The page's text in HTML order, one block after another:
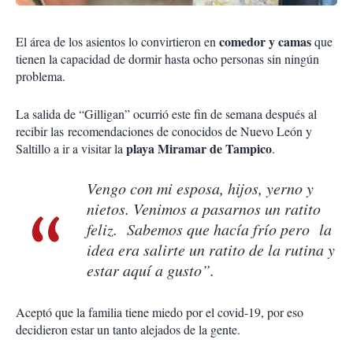
El área de los asientos lo convirtieron encomedor y camasque
tienen la capacidad de dormir hasta ocho personas sin ningún
problema.
La salida de “Gilligan” ocurrió este fin de semana después al
recibir las recomendaciones de conocidos de Nuevo León y
Saltillo a ir a visitar laplaya Miramar de Tampico.
Vengo con mi esposa, hijos, yerno y
nietos. Venimos a pasarnos un ratito
feliz. Sabemos que hacía frío pero la
idea era salirte un ratito de la rutina y
estar aquí a gusto”.
Aceptó que la familia tiene miedo por el covid-19, por eso
decidieron estar un tanto alejados de la gente.